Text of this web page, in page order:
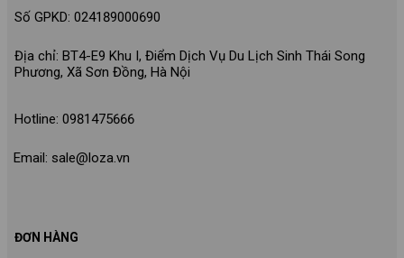
Số GPKD: 024189000690
Địa chỉ: BT4-E9 Khu I, Điểm Dịch Vụ Du Lịch Sinh Thái Song
Phương, Xã Sơn Đồng, Hà Nội
Hotline: 0981475666
Email: sale@loza.vn
ĐƠN HÀNG